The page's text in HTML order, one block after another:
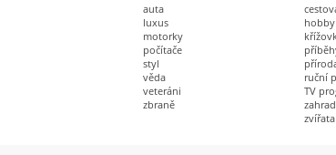
auta
luxus
motorky
počítače
styl
věda
veteráni
zbraně
hobby
ruční
TV
zvířata